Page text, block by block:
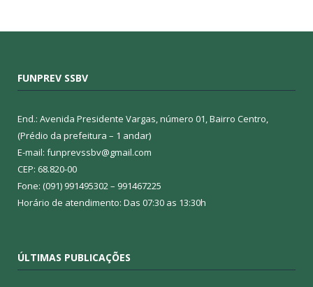
FUNPREV SSBV
End.: Avenida Presidente Vargas, número 01, Bairro Centro,
(Prédio da prefeitura – 1 andar)
E-mail: funprevssbv@gmail.com
CEP: 68.820-00
Fone: (091) 991495302 – 991467225
Horário de atendimento: Das 07:30 as 13:30h
ÚLTIMAS PUBLICAÇÕES